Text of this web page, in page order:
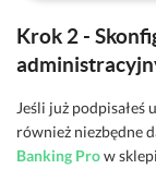
Krok 2 -
Jeśli już podpisałeś
również niezbędne
Banking Prow